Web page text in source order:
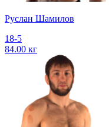
Руслан Шамилов
18-5
84.00 кг